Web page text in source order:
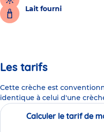
Lait fourni
Les tarifs
Cette crèche est
identique à celui d'une
Calculer le tarif de